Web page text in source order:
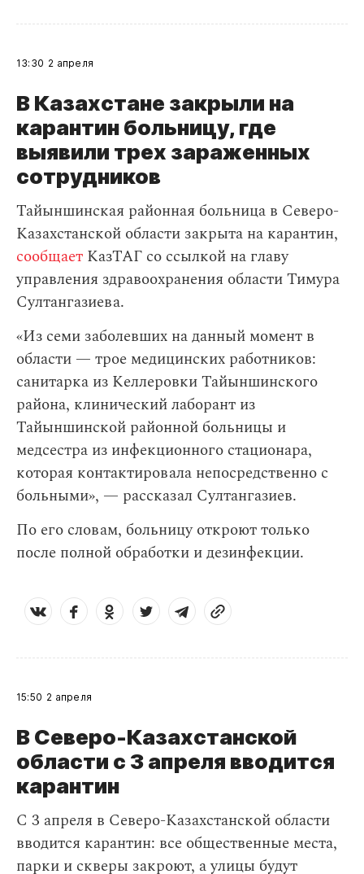
13:30 2 апреля
В Казахстане закрыли на
карантин больницу, где
выявили трех зараженных
сотрудников
Тайыншинская районная больница в Северо-
Казахстанской области закрыта на карантин,
сообщает КазТАГ со ссылкой на главу
управления здравоохранения области Тимура
Султангазиева.
«Из семи заболевших на данный момент в
области — трое медицинских работников:
санитарка из Келлеровки Тайыншинского
района, клинический лаборант из
Тайыншинской районной больницы и
медсестра из инфекционного стационара,
которая контактировала непосредственно с
больными», — рассказал Султангазиев.
По его словам, больницу откроют только
после полной обработки и дезинфекции.
15:50 2 апреля
В Северо-Казахстанской
области с 3 апреля вводится
карантин
С 3 апреля в Северо-Казахстанской области
вводится карантин: все общественные места,
парки и скверы закроют, а улицы будут